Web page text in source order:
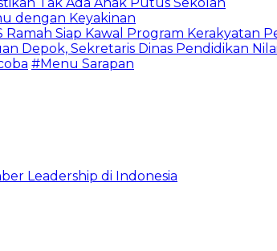
dengan Keyakinan
Siap Kawal Program Kerakyatan
Depok, Sekretaris Dinas Pendidikan
#Menu Sarapan
Leadership di Indonesia